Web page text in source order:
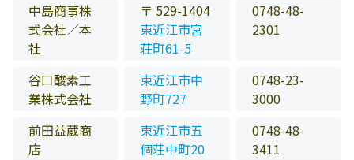
中島商事株
式会社／本
社
〒 529-1404
東近江市宮
荘町61-5
0748-48-
2301
谷口酸素工
業株式会社
東近江市中
野町727
0748-23-
3000
前田益蔵商
店
東近江市五
個荘中町20
0748-48-
3411